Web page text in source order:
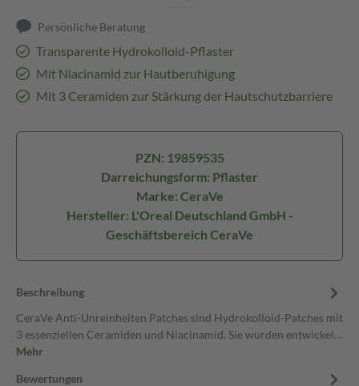
Persönliche Beratung
Transparente Hydrokolloid-Pflaster
Mit Niacinamid zur Hautberuhigung
Mit 3 Ceramiden zur Stärkung der Hautschutzbarriere
PZN: 19859535
Darreichungsform: Pflaster
Marke: CeraVe
Hersteller: L'Oreal Deutschland GmbH -
Geschäftsbereich CeraVe
Beschreibung
CeraVe Anti-Unreinheiten Patches sind Hydrokolloid-Patches mit
3 essenziellen Ceramiden und Niacinamid. Sie wurden entwickel…
Mehr
Bewertungen